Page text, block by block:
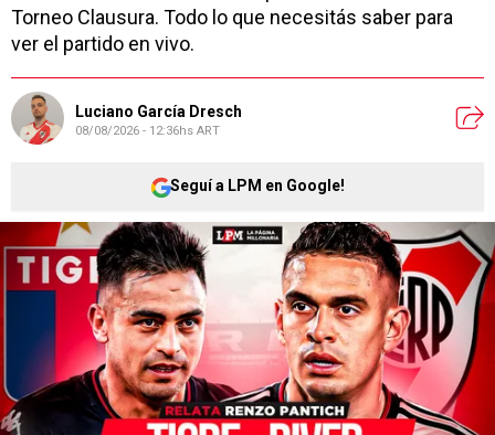
Torneo Clausura. Todo lo que necesitás saber para
ver el partido en vivo.
Luciano García Dresch
08/08/2026 - 12:36hs ART
Seguí a LPM en Google!